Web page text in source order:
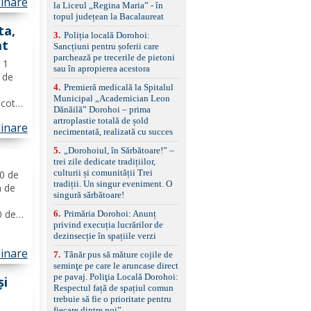
de
de
de
panoramică, geamuri
spate fumurii Carlig de
remorcare Bonus: -
Covorașe textile montate
pe mașină. -Ofer și un
set de covorașe din
împreună cu un set de
anvelope de iarnă.
la Liceul „Regina Maria” - în
topul județean la Bacalaureat
3. Poliția locală Dorohoi:
Sancțiuni pentru șoferii care
parchează pe trecerile de pietoni
sau în apropierea acestora
4. Premieră medicală la Spitalul
Municipal „Academician Leon
Dănăilă” Dorohoi – prima
artroplastie totală de șold
necimentată, realizată cu succes
5.
„Dorohoiul, în Sărbătoare!” –
trei zile dedicate tradițiilor,
culturii și comunității Trei
tradiții. Un singur eveniment. O
singură sărbătoare!
6. Primăria Dorohoi: Anunț
privind execuția lucrărilor de
dezinsecție în spațiile verzi
7. Tânăr pus să măture cojile de
seminţe pe care le aruncase direct
pe pavaj. Poliţia Locală Dorohoi:
Respectul față de spațiul comun
trebuie să fie o prioritate pentru